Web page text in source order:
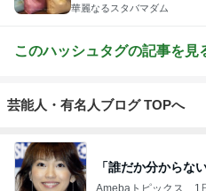
華麗なるスタバマダム
このハッシュタグの記事を見
芸能人・有名人ブログ TOPへ
「誰だか分からな
Amebaトピックス 1